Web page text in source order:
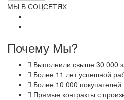
МЫ В СОЦСЕТЯХ
Почему Мы?
Выполнили свыше 30 000
Более 11 лет успешной
Более 10 000 покупателей
Прямые контракты с